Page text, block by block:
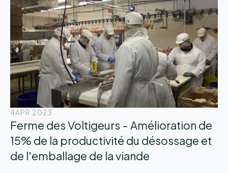
4APR 2023
Ferme des Voltigeurs - Amélioration de
15% de la productivité du désossage et
de l'emballage de la viande